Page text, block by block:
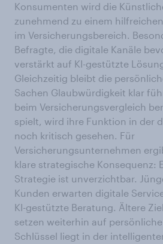
Konsumenten wird die
zunehmend zu einem
im Versicherungsbereich.
Befragte, die digitale Kanäle
verstärkt auf KI-gestützte
Gleichzeitig bleibt die
Sachen Glaubwürdigkeit klar
beim Versicherungsvergleich
spielt, wird ihre Funktion in der
noch kritisch gesehen. Für
Versicherungsunternehmen
klare strategische Konsequenz:
Strategie ist unverzichtbar.
Kunden erwarten digitale
KI-gestützte Beratung. Ältere
setzen weiterhin auf
Schlüssel liegt in der